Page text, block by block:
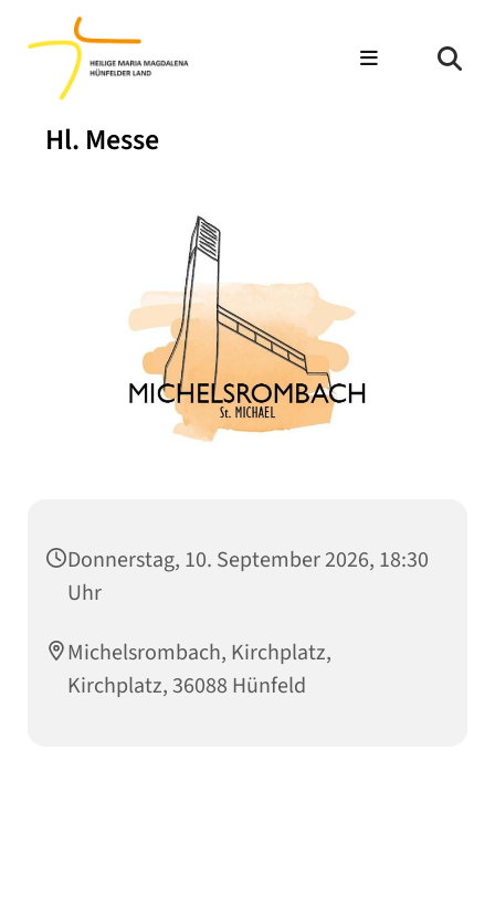
Hl. Messe
Donnerstag, 10. September 2026, 18:30
Uhr
Michelsrombach, Kirchplatz,
Kirchplatz, 36088 Hünfeld